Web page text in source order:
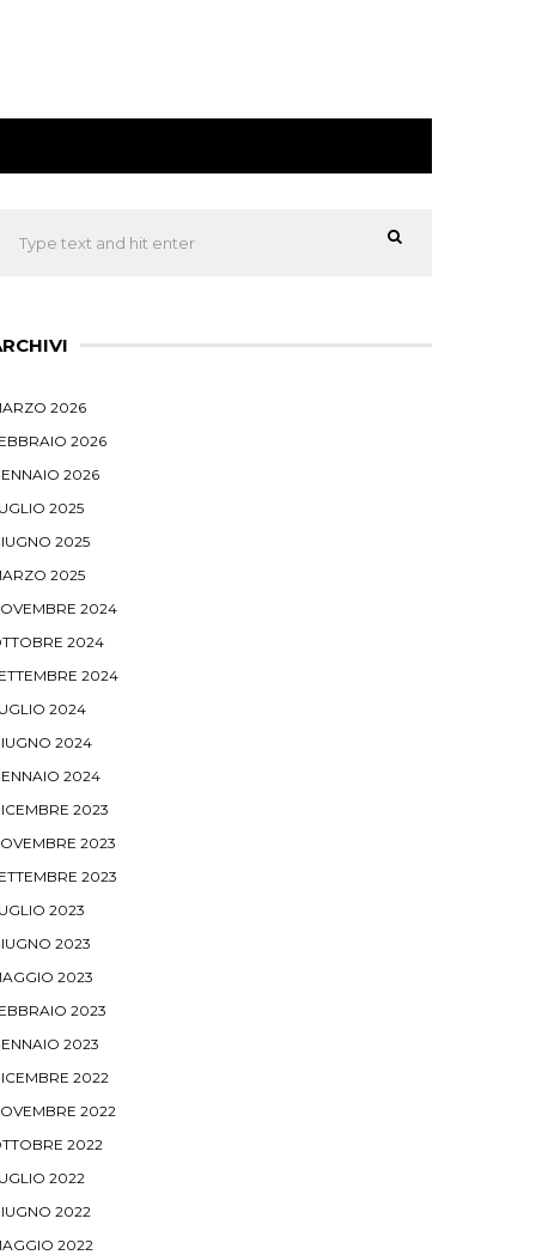
2026
2026
2026
2025
2025
2025
2024
2024
2024
2024
2024
2024
2023
2023
2023
2023
2023
2023
2023
2023
2022
2022
2022
2022
2022
2022